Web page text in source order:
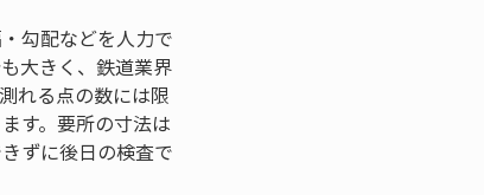
勾配などを人力で
大きく、鉄道業界
れる点の数には限
す。要所の寸法は
ずに後日の検査で